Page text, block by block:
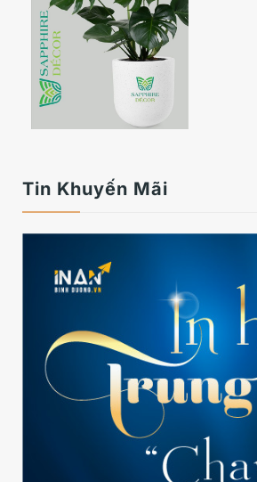
Tin Khuyến Mãi